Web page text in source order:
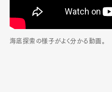
海底探索の様子がよく分かる動画。